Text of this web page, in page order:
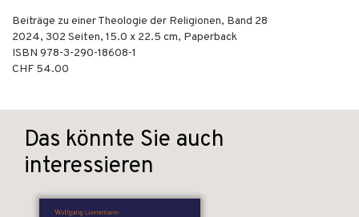
Beiträge zu einer Theologie der Religionen, Band 28
2024, 302 Seiten, 15.0 x 22.5 cm, Paperback
ISBN 978-3-290-18608-1
CHF 54.00
Das könnte Sie auch
interessieren